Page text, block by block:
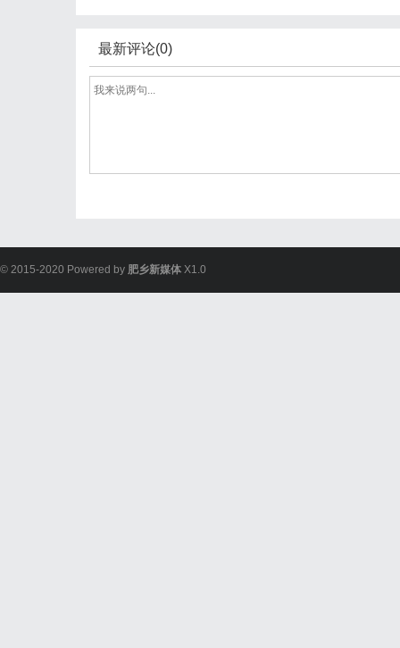
最新评论(0)
© 2015-2020 Powered by 肥乡新媒体 X1.0